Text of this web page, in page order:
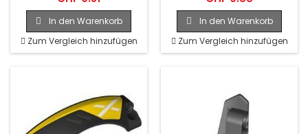
In den Warenkorb
Zum Vergleich hinzufügen
In den Warenkorb
Zum Vergleich hinzufügen